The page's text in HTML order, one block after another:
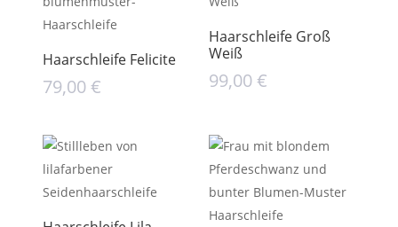
Haarschleife Felicite
79,00€
Haarschleife Groß
Weiß
99,00€